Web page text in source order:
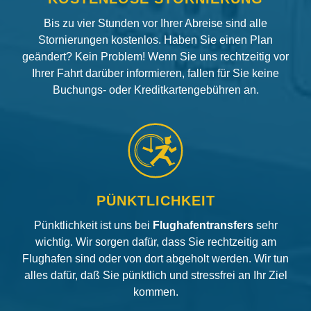
Bis zu vier Stunden vor Ihrer Abreise sind alle
Stornierungen kostenlos. Haben Sie einen Plan
geändert? Kein Problem! Wenn Sie uns rechtzeitig vor
Ihrer Fahrt darüber informieren, fallen für Sie keine
Buchungs- oder Kreditkartengebühren an.
PÜNKTLICHKEIT
Pünktlichkeit ist uns bei Flughafentransfers sehr
wichtig. Wir sorgen dafür, dass Sie rechtzeitig am
Flughafen sind oder von dort abgeholt werden. Wir tun
alles dafür, daß Sie pünktlich und stressfrei an Ihr Ziel
kommen.